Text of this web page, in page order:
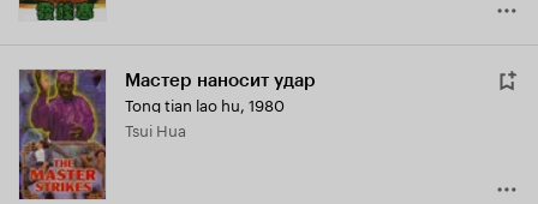
Мастер наносит удар
Tong tian lao hu, 1980
Tsui Hua